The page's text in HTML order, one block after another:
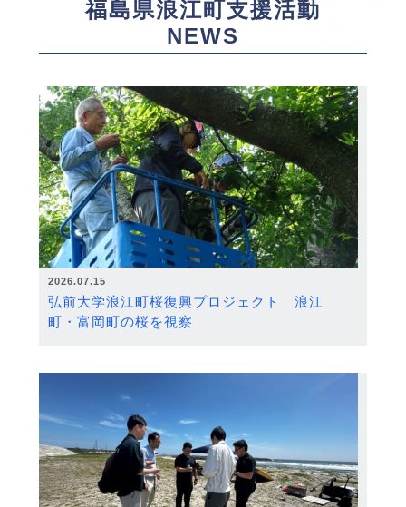
福島県浪江町支援活動
NEWS
2026.07.15
弘前大学浪江町桜復興プロジェクト 浪江
町・富岡町の桜を視察